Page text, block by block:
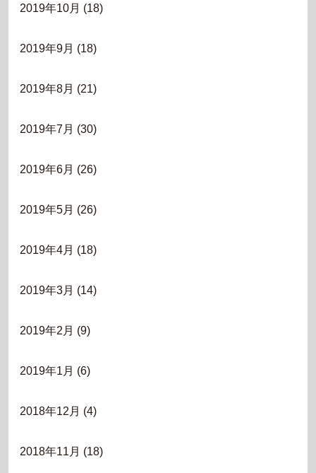
2019年10月 (18)
2019年9月 (18)
2019年8月 (21)
2019年7月 (30)
2019年6月 (26)
2019年5月 (26)
2019年4月 (18)
2019年3月 (14)
2019年2月 (9)
2019年1月 (6)
2018年12月 (4)
2018年11月 (18)